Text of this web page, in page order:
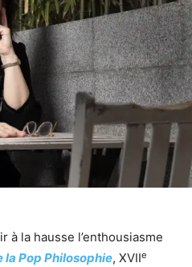
à la hausse l’enthousiasme
la Pop Philosophie, XVIIe